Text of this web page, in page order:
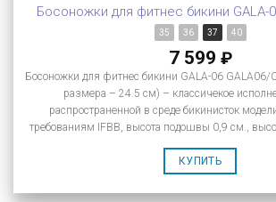
Босоножки для фитнес бикини GALA-
35 36 37 40
7 599 ₽
Босоножки для фитнес бикини GALA-06 GALA06/
размера – 24.5 см) – классичекое
распространенной в среде бикинисток
требованиям IFBB, высота подошвы 0,9 см.,
КУПИТЬ